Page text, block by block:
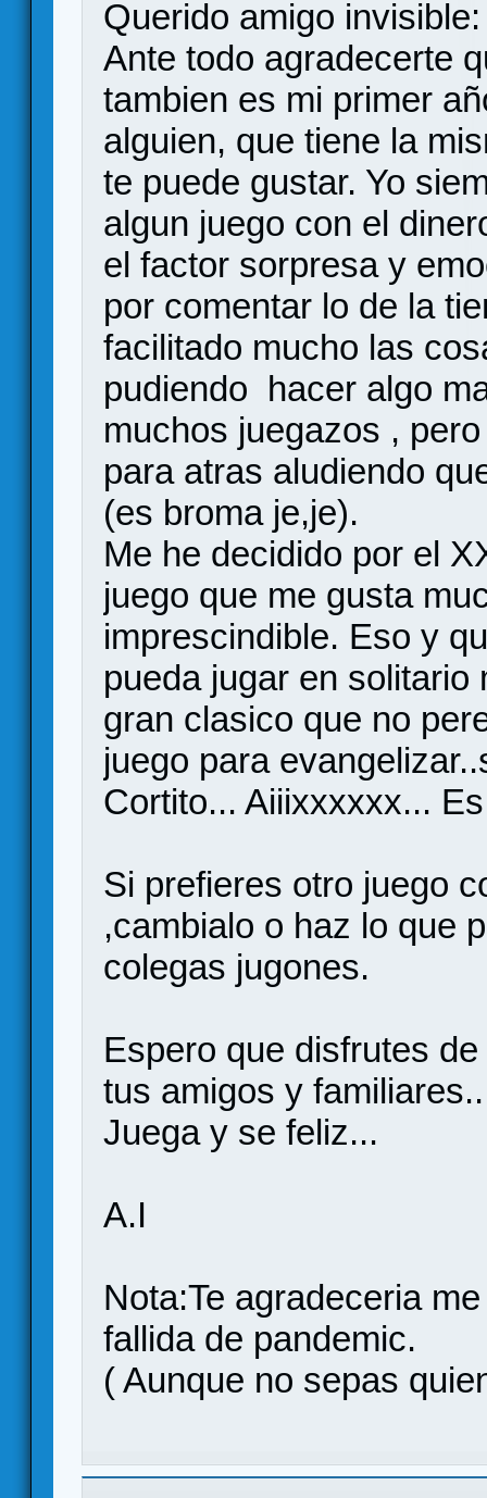
Querido amigo invisible:
Ante todo agradecerte
tambien es mi primer
alguien, que tiene la
te puede gustar. Yo
algun juego con el
el factor sorpresa y
por comentar lo de la
facilitado mucho las
pudiendo hacer algo
muchos juegazos ,
para atras aludiendo
(es broma je,je).
Me he decidido por el
juego que me gusta
imprescindible. Eso y
pueda jugar en
gran clasico que no
juego para
Cortito... Aiiixxxxxx...
Si prefieres otro juego
,cambialo o haz lo que
colegas jugones.
Espero que disfrutes
tus amigos y
Juega y se feliz...
A.I
Nota:Te agradeceria
fallida de pandemic.
( Aunque no sepas